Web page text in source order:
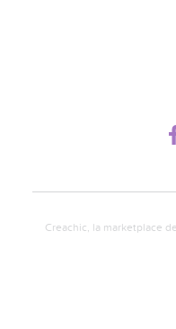
Creachic, la marketplace